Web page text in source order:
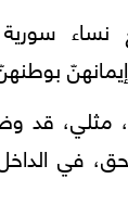
سورية
مثلي، قد
في